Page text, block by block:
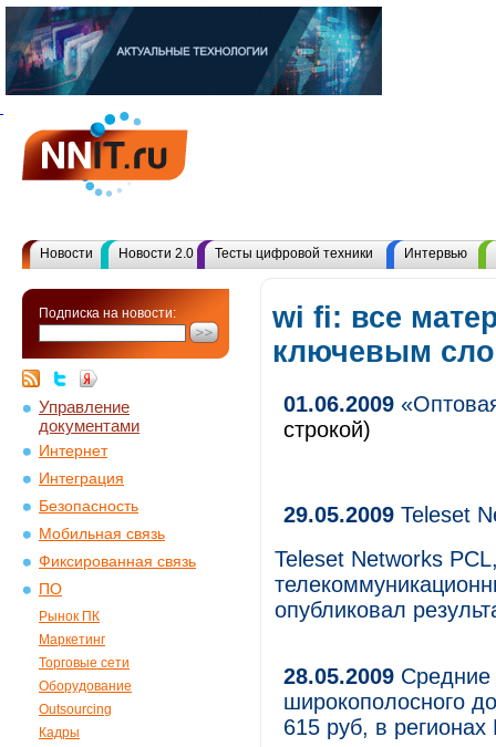
Новости Новости 2.0 Тесты цифровой техники Интервью
Подписка на новости:
Управление
документами
Интернет
Интеграция
Безопасность
Мобильная связь
Фиксированная связь
ПО
Рынок ПК
Маркетинг
Торговые сети
Оборудование
Outsourcing
Кадры
wi fi: все
ключевым
01.06.2009
строкой)
29.05.2009 Teleset
Teleset Networks
опубликовал
28.05.2009 Средние
широкополосного
615 руб, в